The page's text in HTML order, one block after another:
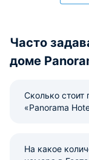
Часто
доме
Сколько
«Panorama
На какое